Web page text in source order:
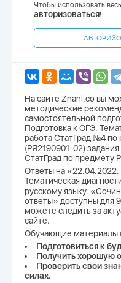
Чтобы использовать
авторизоваться!
На сайте Znani.co вы
методические
самостоятельной
Подготовка к ОГЭ.
работа СтатГрад №4 по
(РЯ2190901-02)
СтатГрад по предмету
Ответы на «22.04.2022.
Тематическая
русскому языку.
ответы» доступны для
можете следить за
сайте.
Обучающие материалы
Подготовиться к
Получить хорошую
Проверить свои
силах.